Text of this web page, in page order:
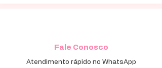
Fale Conosco
Atendimento rápido no WhatsApp